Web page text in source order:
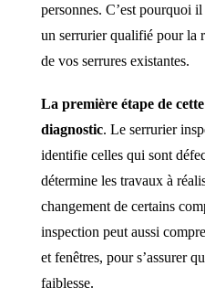
personnes. C’est pourquoi
un serrurier qualifié pour la
de vos serrures existantes.
La première étape de
diagnostic. Le serrurier
identifie celles qui sont
détermine les travaux à
changement de certains
inspection peut aussi
et fenêtres, pour s’assurer
faiblesse.